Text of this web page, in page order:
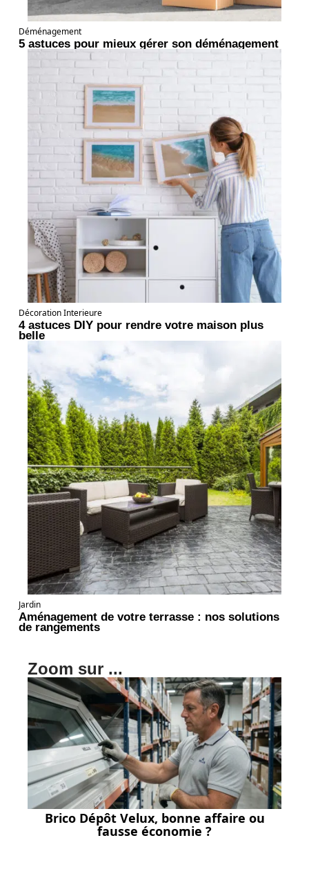
Déménagement
5 astuces pour mieux gérer son déménagement
Décoration Interieure
4 astuces DIY pour rendre votre maison plus
belle
Jardin
Aménagement de votre terrasse : nos solutions
de rangements
Zoom sur ...
Brico Dépôt Velux, bonne affaire ou
fausse économie ?